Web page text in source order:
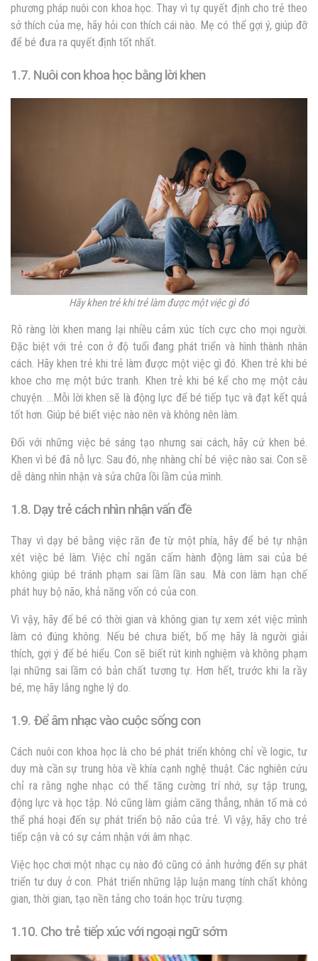
phương pháp nuôi con khoa học. Thay vì tự quyết định cho trẻ theo
sở thích của mẹ, hãy hỏi con thích cái nào. Mẹ có thể gợi ý, giúp đỡ
để bé đưa ra quyết định tốt nhất.
1.7. Nuôi con khoa học bằng lời khen
Hãy khen trẻ khi trẻ làm được một việc gì đó
Rõ ràng lời khen mang lại nhiều cảm xúc tích cực cho mọi người.
Đặc biệt với trẻ con ở độ tuổi đang phát triển và hình thành nhân
cách. Hãy khen trẻ khi trẻ làm được một việc gì đó. Khen trẻ khi bé
khoe cho mẹ một bức tranh. Khen trẻ khi bé kể cho mẹ một câu
chuyện. …Mỗi lời khen sẽ là động lực để bé tiếp tục và đạt kết quả
tốt hơn. Giúp bé biết việc nào nên và không nên làm.
Đối với những việc bé sáng tạo nhưng sai cách, hãy cứ khen bé.
Khen vì bé đã nỗ lực. Sau đó, nhẹ nhàng chỉ bé việc nào sai. Con sẽ
dễ dàng nhìn nhận và sửa chữa lồi lầm của mình.
1.8. Dạy trẻ cách nhìn nhận vấn đề
Thay vì dạy bé bằng việc răn đe từ một phía, hãy để bé tự nhận
xét việc bé làm. Việc chỉ ngăn cấm hành động làm sai của bé
không giúp bé tránh phạm sai lầm lần sau. Mà con làm hạn chế
phát huy bộ não, khả năng vốn có của con.
Vì vậy, hãy để bé có thời gian và không gian tự xem xét việc mình
làm có đúng không. Nếu bé chưa biết, bố mẹ hãy là người giải
thích, gợi ý để bé hiểu. Con sẽ biết rút kinh nghiệm và không phạm
lại những sai lầm có bản chất tương tự. Hơn hết, trước khi la rầy
bé, mẹ hãy lắng nghe lý do.
1.9. Để âm nhạc vào cuộc sống con
Cách nuôi con khoa học là cho bé phát triển không chỉ về logic, tư
duy mà cần sự trung hòa về khía cạnh nghệ thuật. Các nghiên cứu
chỉ ra rằng nghe nhạc có thể tăng cường trí nhớ, sự tập trung,
động lực và học tập. Nó cũng làm giảm căng thẳng, nhân tố mà có
thể phá hoại đến sự phát triển bộ não của trẻ. Vì vậy, hãy cho trẻ
tiếp cận và có sự cảm nhận với âm nhạc.
Việc học chơi một nhạc cụ nào đó cũng có ảnh hưởng đến sự phát
triển tư duy ở con. Phát triển những lập luận mang tính chất không
gian, thời gian, tạo nền tảng cho toán học trừu tượng.
1.10. Cho trẻ tiếp xúc với ngoại ngữ sớm